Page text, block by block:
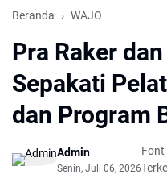
Beranda WAJO
Pra Raker
Sepakati
dan Program
Admin
Senin, Juli 06, 2026
Font